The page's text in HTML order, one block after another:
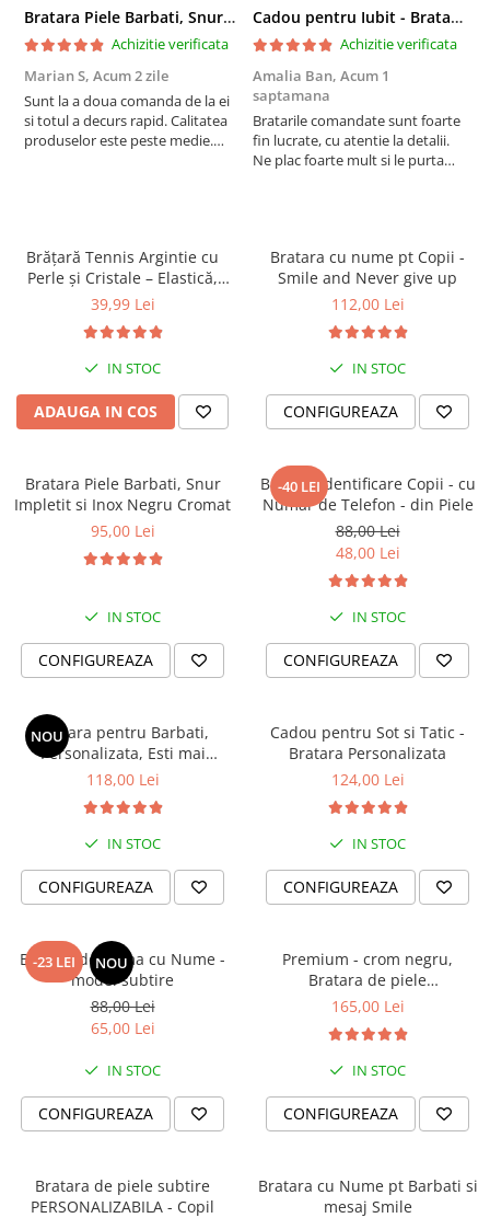
Ambalare de Lux în Cutie de Cadou:
Brățaraeste împachetată într-un săculeț de catifea cu logo
original, iar ambele sunt aranjate împreună într-ocutie de cadou
stilată .
AcestSet Cadou pentru zodia Săgetătoreste creat pentru a fi
oferit celor dragisau pentru a-ți completa aventura personalăcu
Bratara Piele Barbati, Snur Impletit si Inox Negru Cromat
Achizitie verificata
Marian S, Acum 2 zile
Sunt la a doua comanda de la ei
si totul a decurs rapid. Calitatea
produselor este peste medie.
Cadou pentru Iubit - Bratara din Piele si Argint - mesaj Cu tine
Achizitie verificata
Amalia Ban, Acum 1
saptamana
Bratarile comandate sunt foarte
fin lucrate, cu atentie la detalii.
Ne plac foarte mult si le purtam
Brățară Tennis Argintie cu
Perle și Cristale – Elastică,
Damă, Cadou
39,99 Lei
IN STOC
ADAUGA IN COS
Bratara cu nume pt Copii -
Smile and Never give up
112,00 Lei
IN STOC
CONFIGUREAZA
Bratara Piele Barbati, Snur
Impletit si Inox Negru Cromat
95,00 Lei
IN STOC
CONFIGUREAZA
-40 LEI
Bratara identificare Copii - cu
Numar de Telefon - din Piele
88,00 Lei
48,00 Lei
IN STOC
CONFIGUREAZA
NOU
Bratara pentru Barbati,
Personalizata, Esti mai
puternic si mai iubit
118,00 Lei
IN STOC
CONFIGUREAZA
Cadou pentru Sot si Tatic -
Bratara Personalizata
124,00 Lei
IN STOC
CONFIGUREAZA
-23 LEI NOU
Bratara de Dama cu Nume -
model subtire
88,00 Lei
65,00 Lei
IN STOC
CONFIGUREAZA
Premium - crom negru,
Bratara de piele
PERSONALIZABILA (classic)
165,00 Lei
IN STOC
CONFIGUREAZA
Bratara de piele subtire
PERSONALIZABILA - Copil
Bratara cu Nume pt Barbati si
mesaj Smile